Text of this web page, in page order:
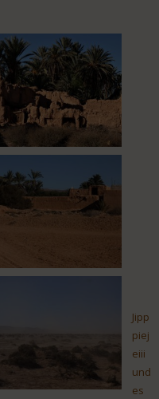
Jipp
piej
eiii
und
es